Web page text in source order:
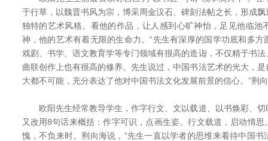
于行草，以魏晋书风为宗，博采周金汉石、碑刻法帖之长，形成
独特的艺术风格。看他的作品，让人感到心旷神怡，足见他临池
神，他的艺术有着无限的生命力。“先生有深厚的国学功底和多
戏剧、书学、语文教育学等专门领域有很高的造诣，不仅精于书
曲联创作上也有很高的修养。先生说过，中国书法艺术的光大，
大都不可能，充分表达了他对中国书法文化发展前景的信心。”荆
欧阳先生经常教导学生，作字行文、文以载道、以书焕彩、切
又改用8句话来概括：作字可识，点画生姿。行文载道，启动情
愧，不负来时。荆向海说，“先生一直以学者的思维来看待中国